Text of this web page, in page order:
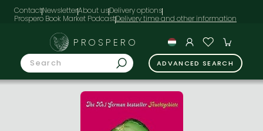
ContactNewsletterAbout usDelivery options
Prospero Book Market Podcast
PROSPERO
ADVANCED SEARCH